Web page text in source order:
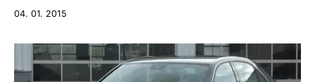
04. 01. 2015